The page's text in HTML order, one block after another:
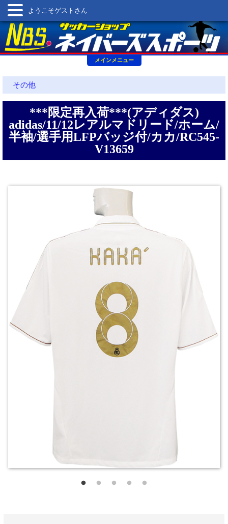
メインメニュー
ようこそゲストさん
その他
***限定再入荷***(アディダス)
adidas/11/12レアルマドリード/ホーム/
半袖/選手用LFPバッジ付/カカ/RC545-
V13659